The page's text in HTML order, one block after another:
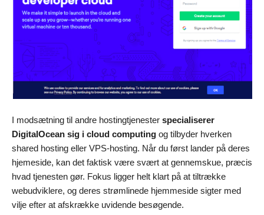
I modsætning til andre hostingtjenester specialiserer
DigitalOcean sig i cloud computing og tilbyder hverken
shared hosting eller VPS-hosting. Når du først lander på deres
hjemeside, kan det faktisk være svært at gennemskue, præcis
hvad tjenesten gør. Fokus ligger helt klart på at tiltrække
webudviklere, og deres strømlinede hjemmeside sigter med
vilje efter at afskrække uvidende besøgende.